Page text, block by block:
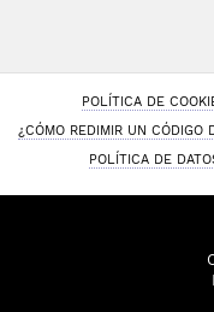
POLÍTICA DE
¿CÓMO REDIMIR UN CÓDIGO
POLÍTICA DE